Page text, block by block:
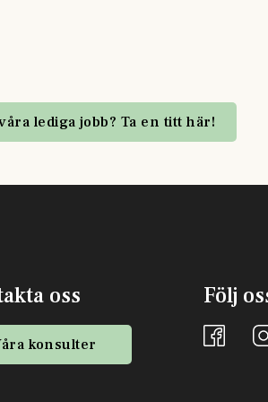
lediga jobb? Ta en titt här!
oss
konsulter
Följ